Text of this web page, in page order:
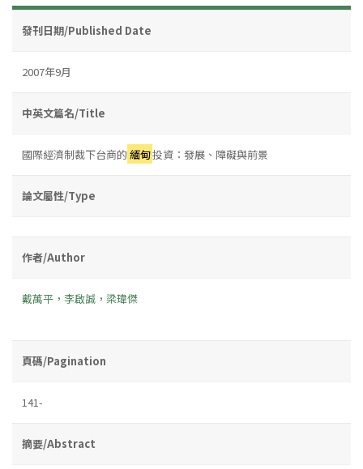
發刊日期/Published Date
2007年9月
中英文篇名/Title
國際經濟制裁下台商的緬甸投資：發展、障礙與前景
論文屬性/Type
作者/Author
戴萬平，李啟誠，梁瑋傑
頁碼/Pagination
141-
摘要/Abstract